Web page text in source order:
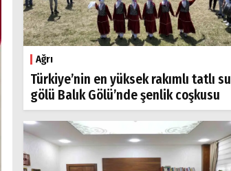
Ağrı
Türkiye’nin en yüksek rakımlı tatlı su
gölü Balık Gölü’nde şenlik coşkusu